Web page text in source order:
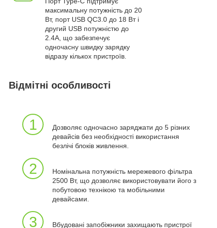
максимальну потужність до 20
Вт, порт USB QC3.0 до 18 Вт і
другий USB потужністю до
2.4A, що забезпечує
одночасну швидку зарядку
відразу кількох пристроїв.
Відмітні особливості
1
Дозволяє одночасно заряджати до 5 різних
девайсів без необхідності використання
безлічі блоків живлення.
2
Номінальна потужність мережевого фільтра
2500 Вт, що дозволяє використовувати його з
побутовою технікою та мобільними
девайсами.
3 Вбудовані запобіжники захищають пристрої